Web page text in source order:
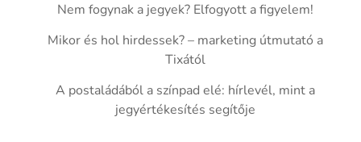
Nem fogynak a jegyek? Elfogyott a figyelem!
Mikor és hol hirdessek? – marketing útmutató a
Tixától
A postaládából a színpad elé: hírlevél, mint a
jegyértékesítés segítője